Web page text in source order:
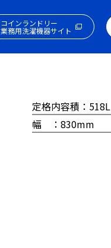
コインランドリー
業務用洗濯機器サイト
定格内容積：518L
幅 ：830mm